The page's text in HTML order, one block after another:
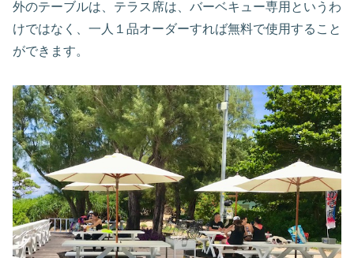
外のテーブルは、テラス席は、バーベキュー専用というわ
けではなく、一人１品オーダーすれば無料で使用すること
ができます。